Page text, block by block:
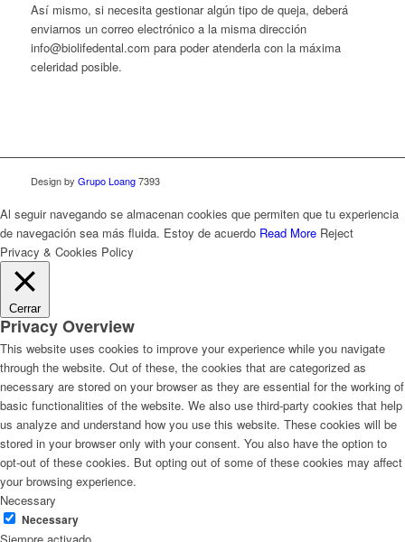
Así mismo, si necesita gestionar algún tipo de queja, deberá
enviarnos un correo electrónico a la misma dirección
info@biolifedental.com para poder atenderla con la máxima
celeridad posible.
Design by Grupo Loang7393
Al seguir navegando se almacenan cookies que permiten que tu experiencia
de navegación sea más fluida. Estoy de acuerdo Read More Reject
Privacy & Cookies Policy
Cerrar
Privacy Overview
This website uses cookies to improve your experience while you navigate
through the website. Out of these, the cookies that are categorized as
necessary are stored on your browser as they are essential for the working of
basic functionalities of the website. We also use third-party cookies that help
us analyze and understand how you use this website. These cookies will be
stored in your browser only with your consent. You also have the option to
opt-out of these cookies. But opting out of some of these cookies may affect
your browsing experience.
Necessary
Necessary